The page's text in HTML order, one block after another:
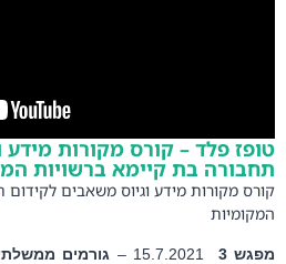
פלד – קורס מקורות מידע
בת קיימא ברשויות
מקורות מידע וגיוס משאבים לקידום
3
15.7.2021 –